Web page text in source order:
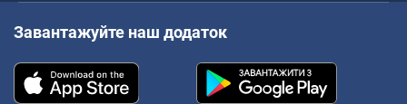
Завантажуйте наш додаток